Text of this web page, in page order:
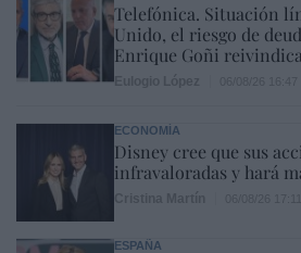
Telefónica. Situación
Unido, el riesgo de
Enrique Goñi
ECONOMÍA
Disney cree que sus
infravaloradas y hará
ESPAÑA